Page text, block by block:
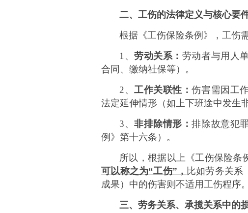
二、工伤的法律定义与核心要
根据《工伤保险条例》，工伤
1、劳动关系： 劳动者与用人
合同、缴纳社保等）。
2、工作关联性：伤害需因工
法定延伸情形（如上下班途中发生
3、非排除情形：排除故意犯
例》第十六条）。
所以，根据以上《工伤保险条
可以称之为“工伤”， 比如劳务关系
成果）中的伤害则不适用工伤程序。
三、劳务关系、承揽关系中的